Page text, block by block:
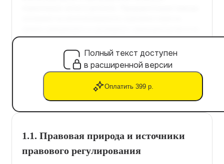
Полный текст доступен
в расширенной версии
Оплатить 399 р.
1.1. Правовая природа и источники
правового регулирования